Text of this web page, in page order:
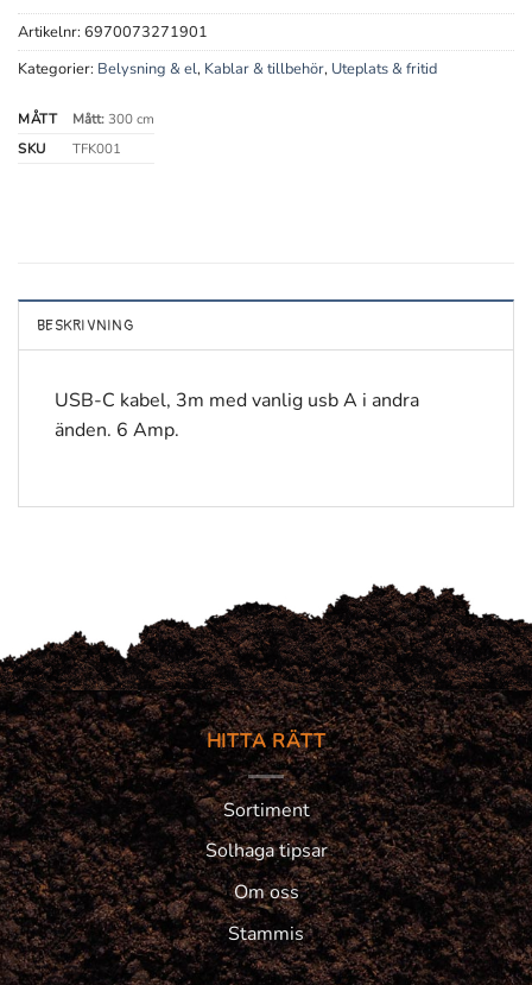
Artikelnr: 6970073271901
Kategorier: Belysning & el, Kablar & tillbehör, Uteplats & fritid
MÅTT Mått:300 cm
SKU
TFK001
BESKRIVNING
USB-C kabel, 3m med vanlig usb A i andra
änden. 6 Amp.
HITTA RÄTT
Sortiment
Solhaga tipsar
Om oss
Stammis